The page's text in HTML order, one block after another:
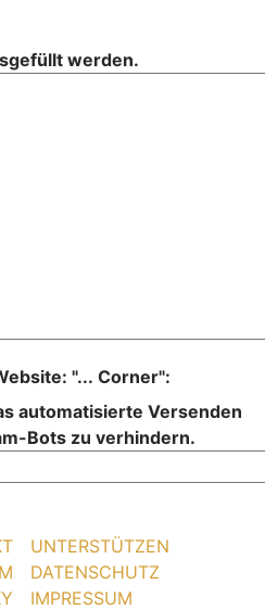
werden.
"... Corner":
automatisierte Versenden
Bots zu verhindern.
UNTERSTÜTZEN
DATENSCHUTZ
IMPRESSUM